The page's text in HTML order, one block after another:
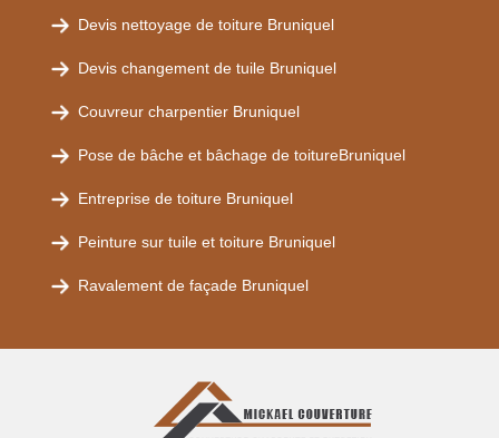
Devis nettoyage de toiture Bruniquel
Devis changement de tuile Bruniquel
Couvreur charpentier Bruniquel
Pose de bâche et bâchage de toitureBruniquel
Entreprise de toiture Bruniquel
Peinture sur tuile et toiture Bruniquel
Ravalement de façade Bruniquel